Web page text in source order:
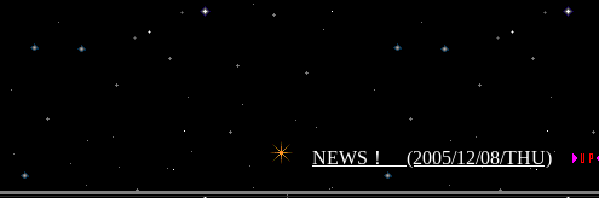
NEWS！ (2005/12/08/THU)